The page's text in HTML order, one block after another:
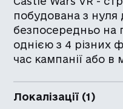
побудована з нуля
безпосередньо на
однією з 4 різних
час кампанії або в
Локалізації (1)